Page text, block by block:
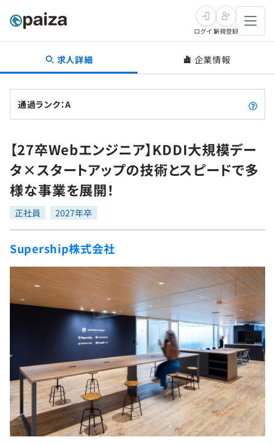
転職・キャリア
転職成功ガイド
転職エージェント
インタビュー
転職成功ガイド
新卒就活
求人検索
本選考
インターン
新卒エージェント
イベント・セミナー
学習
問題集
リファレンス
個人向けプラン
法人向けプラン
学校向けプラン
プログラミング言語
再チャレンジ結果一覧
ゲーム・マンガ
Tech Team Journal
paiza times
paizaとは？
ログイン新規登録
求人詳細 企業情報
通過ランク：A
【27卒Webエンジニア】KDDI大規模デー
タ×スタートアップの技術とスピードで多
様な事業を展開！
正社員 2027年卒
Supership株式会社